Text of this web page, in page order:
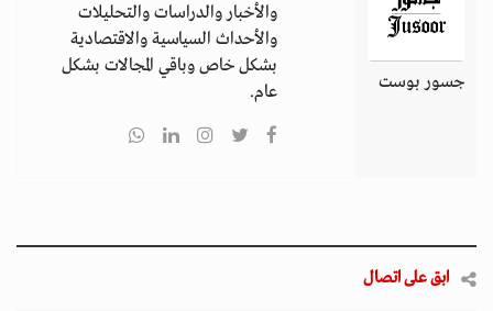
جسور بوست
والأخبار والدراسات والتحليلات
والأحداث السياسية والاقتصادية
بشكل خاص وباقي المجالات بشكل
عام.
ابق على اتصال